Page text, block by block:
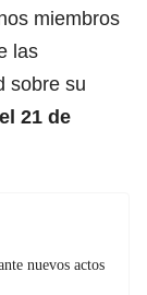
miembros
las
sobre su
21 de
nuevos actos